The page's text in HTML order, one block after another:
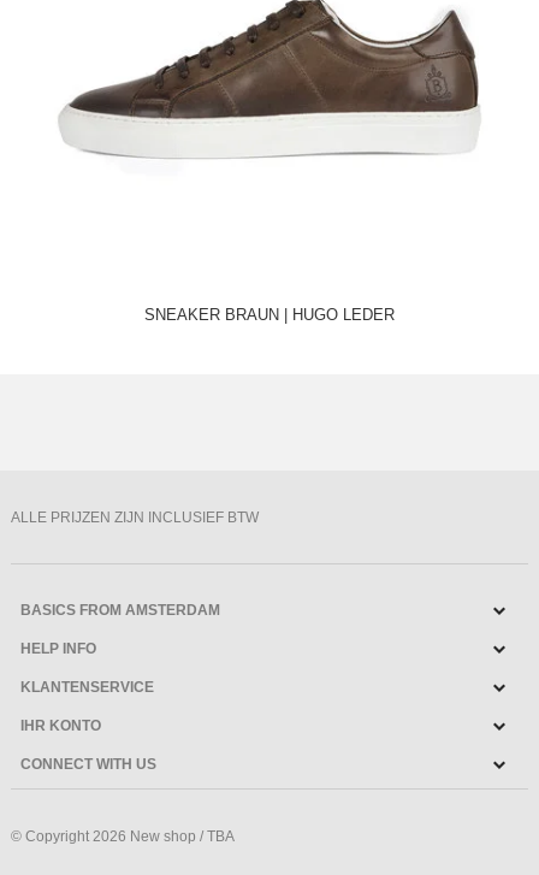
SNEAKER BRAUN | HUGO LEDER
ALLE PRIJZEN ZIJN INCLUSIEF BTW
BASICS FROM AMSTERDAM
HELP INFO
KLANTENSERVICE
IHR KONTO
CONNECT WITH US
© Copyright 2026 New shop / TBA